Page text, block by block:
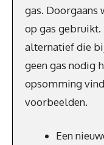
gas. Doorgaans
op gas gebruikt.
alternatief die
geen gas nodig
opsomming
voorbeelden.
Een